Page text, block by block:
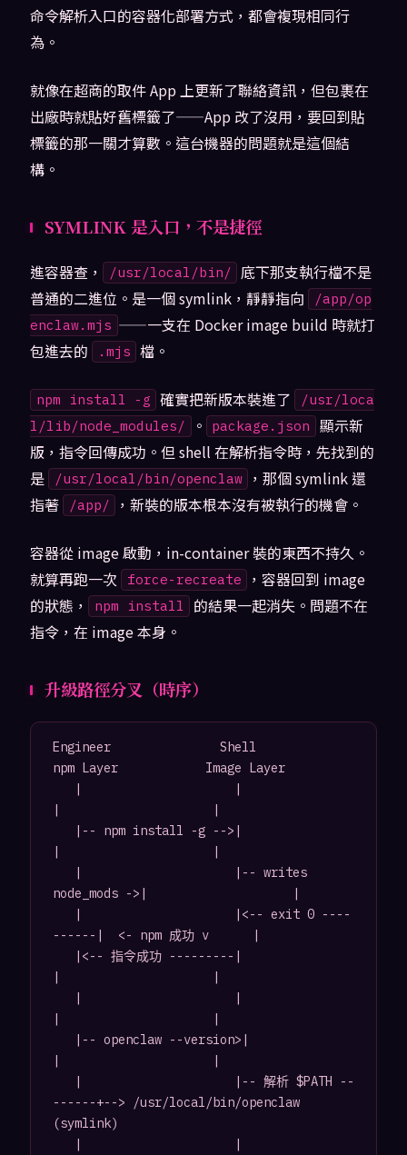
命令解析入口的容器化部署方式，都會複現相同行
為。
就像在超商的取件 App 上更新了聯絡資訊，但包裹在
出廠時就貼好舊標籤了——App 改了沒用，要回到貼
標籤的那一關才算數。這台機器的問題就是這個結
構。
SYMLINK 是入口，不是捷徑
進容器查， /usr/local/bin/
底下那支執行檔不是
普通的二進位。是一個 symlink，靜靜指向
/app/op
enclaw.mjs ——一支在 Docker image build 時就打
包進去的
.mjs 檔。
npm install -g 確實把新版本裝進了
/usr/loca
l/lib/node_modules/
。 package.json
顯示新
版，指令回傳成功。但 shell 在解析指令時，先找到的
是
/usr/local/bin/openclaw
，那個 symlink 還
指著
/app/ ，新裝的版本根本沒有被執行的機會。
容器從 image 啟動，in-container 裝的東西不持久。
就算再跑一次
force-recreate
，容器回到 image
的狀態，
npm install
的結果一起消失。問題不在
指令，在 image 本身。
升級路徑分叉（時序）
Engineer               Shell
npm Layer            Image Layer
|                     |
|                     |
node_mods ->|                    |
------|  <- npm 成功 v      |
|                     |
|                     |
|                     |
------+--> /usr/local/bin/openclaw
(symlink)